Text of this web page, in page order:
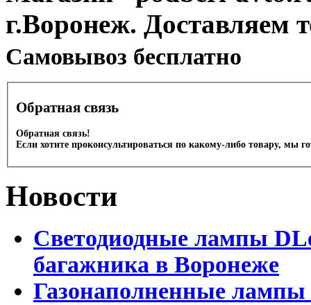
г.Воронеж. Доставляем
Cамовывоз бесплатно
Обратная связь
Обратная связь!
Если хотите проконсультироваться по какому-либо товару, мы
Новости
Светодиодные лампы
багажника в Воронеже
Газонаполненные